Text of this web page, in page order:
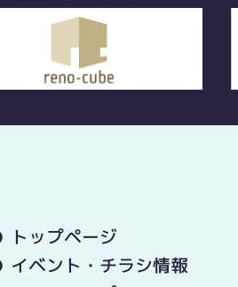
トップページ
イベント・チラシ情報